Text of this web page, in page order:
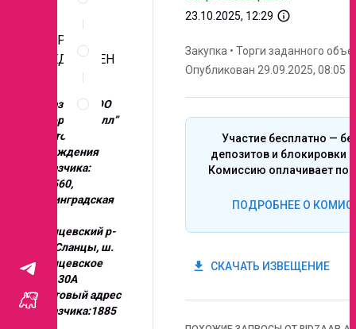
запроса
проведения
запроса
ЗАПРОС
ПРЕДЛОЖЕН
Заказчик: ООО
“Экорусметалл”
Место
нахождения
Заказчика:
188560,
Ленинградская
Сланцевский р-
н, г. Сланцы, ш.
Сланцевское
дом 30А
Почтовый адрес
Заказчика:1885
23.10.2025, 12:29 info_outline
Закупка • Торги заданного
Опубликован 29.09.2025, 08:05
Участие бесплатно —
депозитов и блокировки
Комиссию оплачивает
ПОДРОБНЕЕ О
get_app СКАЧАТЬ ИЗВЕЩЕНИЕ